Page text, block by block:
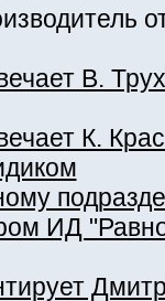
В.
К.
ИД